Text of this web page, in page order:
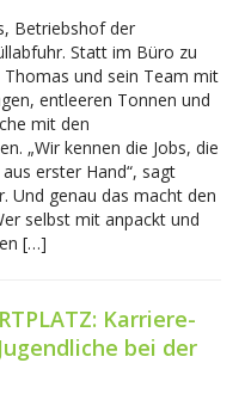
Betriebshof der
Statt im Büro zu
Thomas und sein Team mit
entleeren Tonnen und
mit den
„Wir kennen die Jobs, die
erster Hand“, sagt
Und genau das macht den
selbst mit anpackt und
[…]
Karriere-
bei der